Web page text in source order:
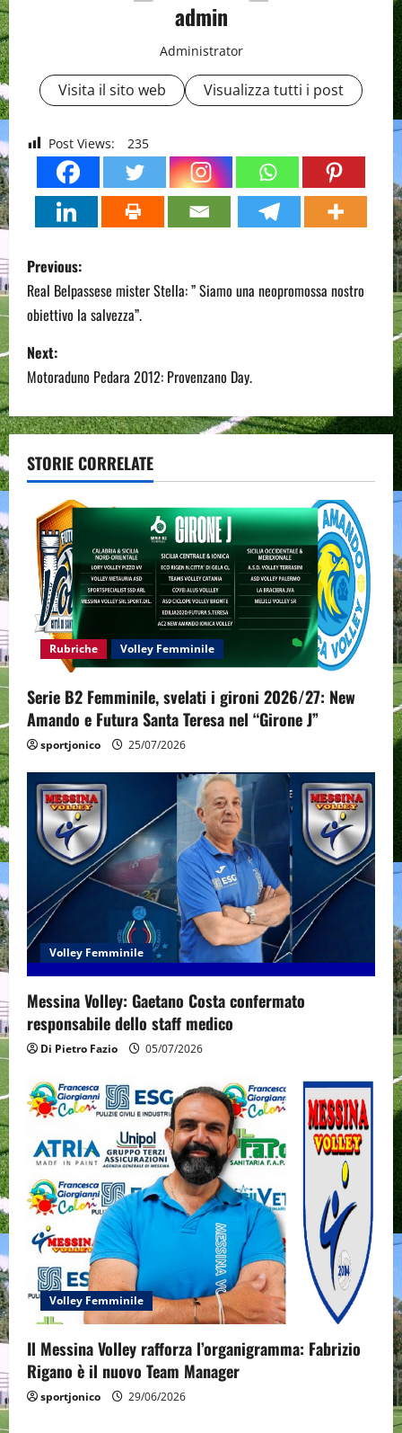
admin
Administrator
Visita il sito web Visualizza tutti i post
Post Views: 235
P
o
s
t
n
a
v
g
t
o
n
Previous:
Real Belpassese mister Stella: ” Siamo una neopromossa nostro
obiettivo la salvezza”.
Next:
Motoraduno Pedara 2012: Provenzano Day.
STORIE CORRELATE
Rubriche Volley Femminile
Serie B2 Femminile, svelati i gironi 2026/27: New
Amando e Futura Santa Teresa nel “Girone J”
sportjonico 25/07/2026
Volley Femminile
Messina Volley: Gaetano Costa confermato
responsabile dello staff medico
Di Pietro Fazio 05/07/2026
Volley Femminile
Il Messina Volley rafforza l’organigramma: Fabrizio
Rigano è il nuovo Team Manager
sportjonico 29/06/2026